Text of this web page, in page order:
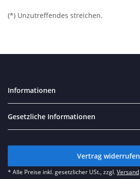
(*) Unzutreffendes streichen.
Informationen
Gesetzliche Informationen
Vertrag widerrufen
* Alle Preise inkl. gesetzlicher USt., zzgl.Versand